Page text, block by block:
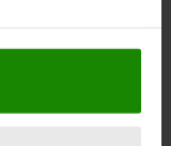
kan zijn